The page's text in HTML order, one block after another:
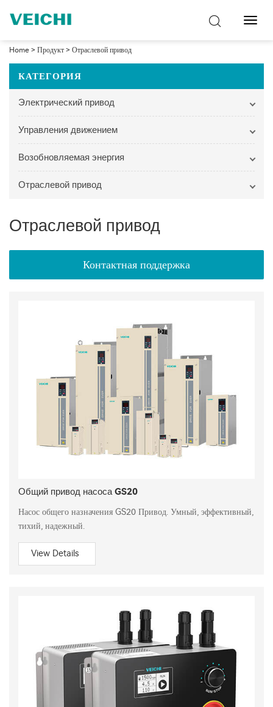
Home > Продукт > Отраслевой привод
КАТЕГОРИЯ
Электрический привод
Управления движением
Возобновляемая энергия
Отраслевой привод
Отраслевой привод
Контактная поддержка
Общий привод насоса GS20
Насос общего назначения GS20 Привод. Умный, эффективный,
тихий, надежный.
View Details